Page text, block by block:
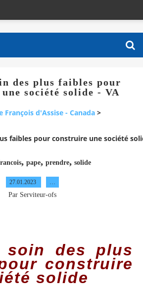
des plus faibles pour
société solide - VA
François d'Assise - Canada >
faibles pour construire une société
, pape, prendre, solide
27.01.2023
Par Serviteur-ofs
soin des plus
construire
solide